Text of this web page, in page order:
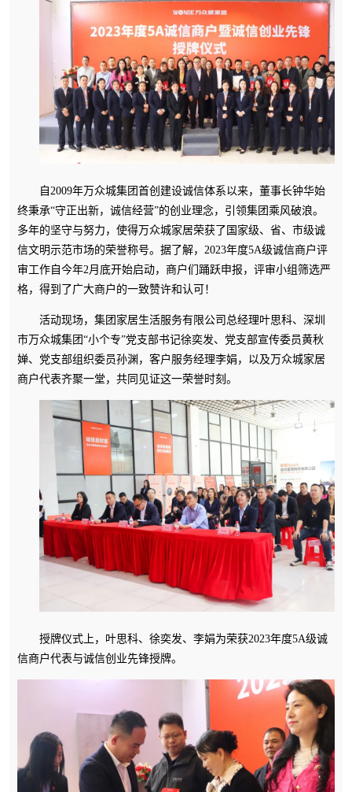
自2009年万众城集团首创建设诚信体系以来，董事长钟华始
终秉承“守正出新，诚信经营”的创业理念，引领集团乘风破浪。
多年的坚守与努力，使得万众城家居荣获了国家级、省、市级诚
信文明示范市场的荣誉称号。据了解，2023年度5A级诚信商户评
审工作自今年2月底开始启动，商户们踊跃申报，评审小组筛选严
格，得到了广大商户的一致赞许和认可！
活动现场，集团家居生活服务有限公司总经理叶思科、深圳
市万众城集团“小个专”党支部书记徐奕发、党支部宣传委员黄秋
婵、党支部组织委员孙渊，客户服务经理李娟，以及万众城家居
商户代表齐聚一堂，共同见证这一荣誉时刻。
授牌仪式上，叶思科、徐奕发、李娟为荣获2023年度5A级诚
信商户代表与诚信创业先锋授牌。